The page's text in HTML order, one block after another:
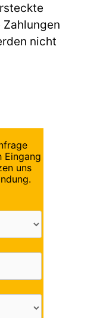
nicht
Eingang
uns